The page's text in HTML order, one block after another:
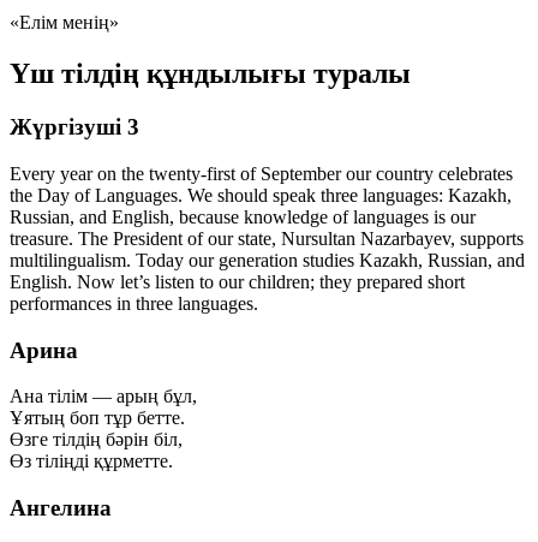
«Елім менің»
Үш тілдің құндылығы туралы
Жүргізуші 3
Every year on the twenty-first of September our country celebrates
the Day of Languages. We should speak three languages: Kazakh,
Russian, and English, because knowledge of languages is our
treasure. The President of our state, Nursultan Nazarbayev, supports
multilingualism. Today our generation studies Kazakh, Russian, and
English. Now let’s listen to our children; they prepared short
performances in three languages.
Арина
Ана тілім — арың бұл,
Ұятың боп тұр бетте.
Өзге тілдің бәрін біл,
Өз тіліңді құрметте.
Ангелина